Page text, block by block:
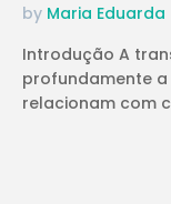
by Maria Eduarda
Introdução A
profundamente
relacionam com